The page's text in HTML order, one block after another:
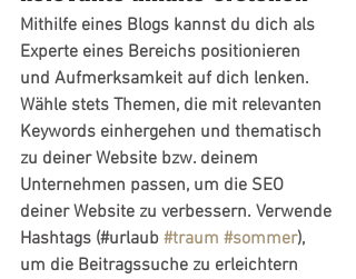
Mithilfe eines Blogs kannst du dich als
Experte eines Bereichs positionieren
und Aufmerksamkeit auf dich lenken.
Wähle stets Themen, die mit relevanten
Keywords einhergehen und thematisch
zu deiner Website bzw. deinem
Unternehmen passen, um die SEO
deiner Website zu verbessern. Verwende
Hashtags (#urlaub #traum #sommer),
um die Beitragssuche zu erleichtern